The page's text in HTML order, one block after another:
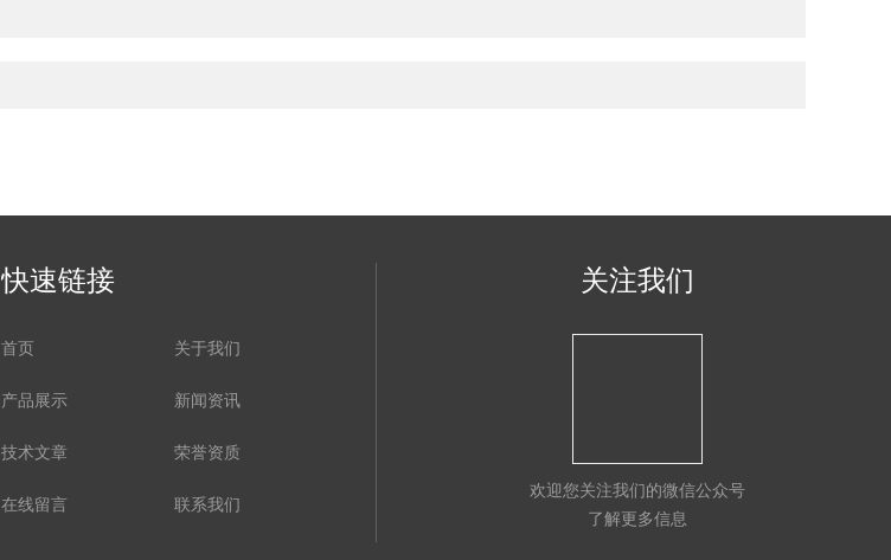
快速链接
首页 关于我们
产品展示 新闻资讯
技术文章 荣誉资质
在线留言 联系我们
关注我们
欢迎您关注我们的微信公众号
了解更多信息